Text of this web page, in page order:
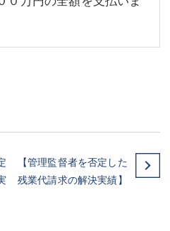
【管理監督者を否定した
残業代請求の解決実績】